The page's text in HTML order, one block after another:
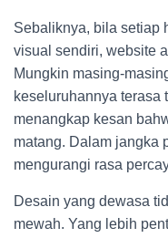
Sebaliknya, bila setiap
visual sendiri, website
Mungkin masing-
keseluruhannya terasa
menangkap kesan
matang. Dalam jangka
mengurangi rasa
Desain yang dewasa
mewah. Yang lebih